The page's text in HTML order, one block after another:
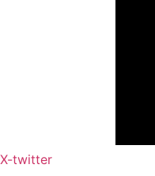
X-twitter